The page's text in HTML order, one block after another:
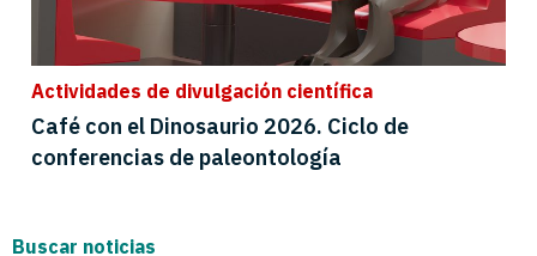
Actividades de divulgación científica
Café con el Dinosaurio 2026. Ciclo de
conferencias de paleontología
Buscar noticias